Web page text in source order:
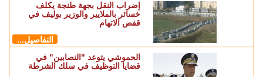
إضراب النقل بجهة طنجة يكلف
خسائر بالملايير والوزير بوليف في
قفص الاتهام
التفاصيل...
الحموشي يتوعد "النصابين" في
قضايا التوظيف في سلك الشرطة